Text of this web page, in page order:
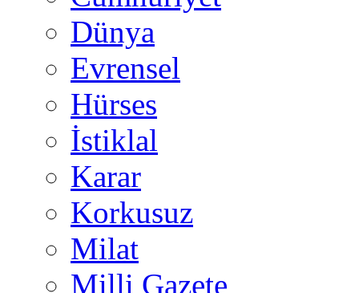
Dünya
Evrensel
Hürses
İstiklal
Karar
Korkusuz
Milat
Milli Gazete